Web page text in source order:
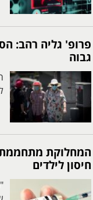
פרופ' גליה רהב:
גבוה
המחלוקת
חיסון לילדים